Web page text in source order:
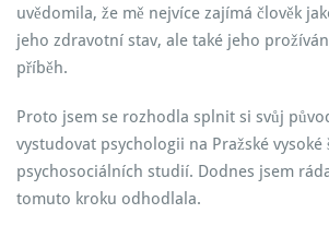
uvědomila, že mě nejvíce zajímá člověk
jeho zdravotní stav, ale také jeho
příběh.
Proto jsem se rozhodla splnit si svůj
vystudovat psychologii na Pražské vysoké
psychosociálních studií. Dodnes jsem
tomuto kroku odhodlala.